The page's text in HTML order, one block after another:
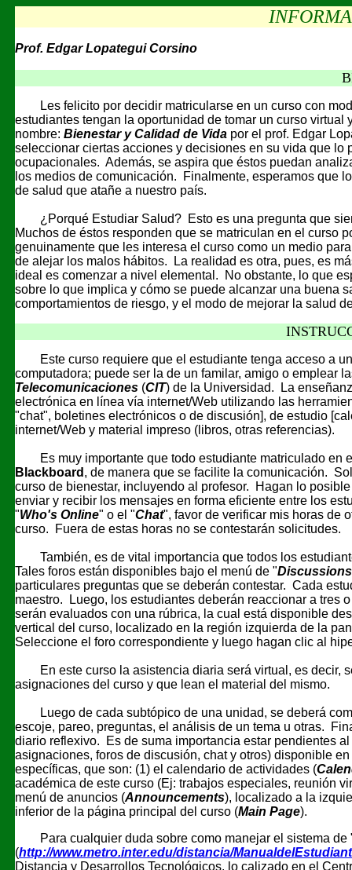
Prof. Edgar Lopategui Corsino
Les felicito por decidir matricularse en un curso con
estudiantes tengan la oportunidad de tomar un curso
nombre: Bienestar y Calidad de Vida por el prof. Edgar
seleccionar ciertas acciones y decisiones en su vida que
ocupacionales. Además, se aspira que éstos puedan
los medios de comunicación. Finalmente, esperamos que
de salud que atañe a nuestro país.
¿Porqué Estudiar Salud? Esto es una pregunta que
Muchos de éstos responden que se matriculan en el curso
genuinamente que les interesa el curso como un medio
de alejar los malos hábitos. La realidad es otra, pues, es
ideal es comenzar a nivel elemental. No obstante, lo que
sobre lo que implica y cómo se puede alcanzar una buena
comportamientos de riesgo, y el modo de mejorar la salud
Este curso requiere que el estudiante tenga acceso a
computadora; puede ser la de un familar, amigo o emplear
Telecomunicaciones (CIT) de la Universidad. La
electrónica en línea vía internet/Web utilizando las
"chat", boletines electrónicos o de discusión], de estudio
internet/Web y material impreso (libros, otras referencias).
Es muy importante que todo estudiante matriculado en
Blackboard , de manera que se facilite la comunicación.
curso de bienestar, incluyendo al profesor. Hagan lo
enviar y recibir los mensajes en forma eficiente entre los
"Who's Online" o el "Chat", favor de verificar mis horas de
curso. Fuera de estas horas no se contestarán solicitudes.
También, es de vital importancia que todos los
Tales foros están disponibles bajo el menú de "Discussions
particulares preguntas que se deberán contestar. Cada
maestro. Luego, los estudiantes deberán reaccionar a tres
serán evaluados con una rúbrica, la cual está disponible
vertical del curso, localizado en la región izquierda de la
Seleccione el foro correspondiente y luego hagan clic al
En este curso la asistencia diaria será virtual, es decir,
asignaciones del curso y que lean el material del mismo.
Luego de cada subtópico de una unidad, se deberá
escoje, pareo, preguntas, el análisis de un tema u otras.
diario reflexivo. Es de suma importancia estar pendientes
asignaciones, foros de discusión, chat y otros) disponible en
específicas, que son: (1) el calendario de actividades (
académica de este curso (Ej: trabajos especiales, reunión
menú de anuncios (Announcements), localizado a la
inferior de la página principal del curso (Main Page).
Para cualquier duda sobre como manejar el sistema de
(http://www.metro.inter.edu/distancia/
Distancia y Desarrollos Tecnológicos, lo calizado en el